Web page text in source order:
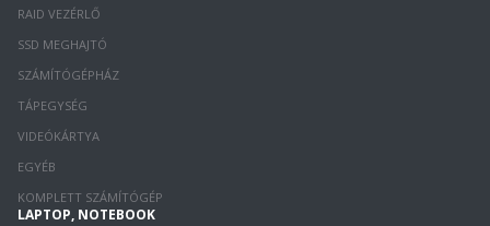
RAID VEZÉRLŐ
SSD MEGHAJTÓ
SZÁMÍTÓGÉPHÁZ
TÁPEGYSÉG
VIDEÓKÁRTYA
EGYÉB
KOMPLETT SZÁMÍTÓGÉP
LAPTOP, NOTEBOOK